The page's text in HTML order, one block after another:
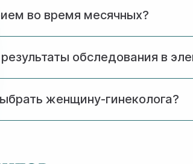
во время месячных?
обследования в
женщину-гинеколога?